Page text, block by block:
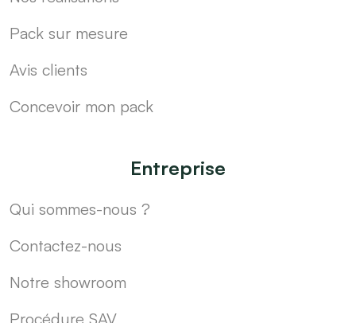
Pack sur mesure
Avis clients
Concevoir mon pack
Entreprise
Qui sommes-nous ?
Contactez-nous
Notre showroom
Procédure SAV